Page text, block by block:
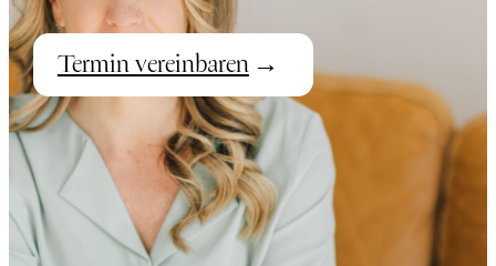
Termin vereinbaren